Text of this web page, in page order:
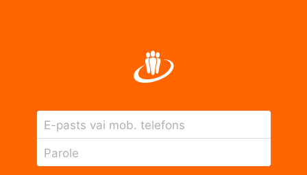
E-pasts vai mob. telefons
Parole